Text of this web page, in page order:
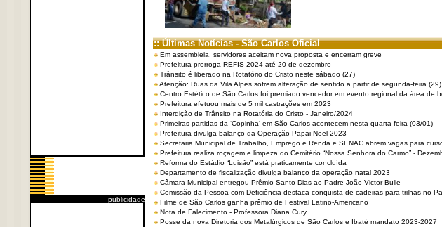
publicidade
:: Últimas Notícias - São Carlos Oficial
Em assembleia, servidores aceitam nova proposta e encerram greve
Prefeitura prorroga REFIS 2024 até 20 de dezembro
Trânsito é liberado na Rotatório do Cristo neste sábado (27)
Atenção: Ruas da Vila Alpes sofrem alteração de sentido a partir de segunda-feira (29)
Centro Estético de São Carlos foi premiado vencedor em evento regional da área de
Prefeitura efetuou mais de 5 mil castrações em 2023
Interdição de Trânsito na Rotatória do Cristo - Janeiro/2024
Primeiras partidas da ‘Copinha’ em São Carlos acontecem nesta quarta-feira (03/01)
Prefeitura divulga balanço da Operação Papai Noel 2023
Secretaria Municipal de Trabalho, Emprego e Renda e SENAC abrem vagas para
Prefeitura realiza roçagem e limpeza do Cemitério “Nossa Senhora do Carmo” -
Reforma do Estádio “Luisão” está praticamente concluída
Departamento de fiscalização divulga balanço da operação natal 2023
Câmara Municipal entregou Prêmio Santo Dias ao Padre João Victor Bulle
Comissão da Pessoa com Deficiência destaca conquista de cadeiras para trilhas no
Filme de São Carlos ganha prêmio de Festival Latino-Americano
Nota de Falecimento - Professora Diana Cury
Posse da nova Diretoria dos Metalúrgicos de São Carlos e Ibaté mandato 2023-2027